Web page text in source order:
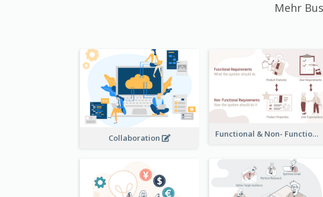
Mehr
Collaboration Functional & Non- Functional Requirements Illustration